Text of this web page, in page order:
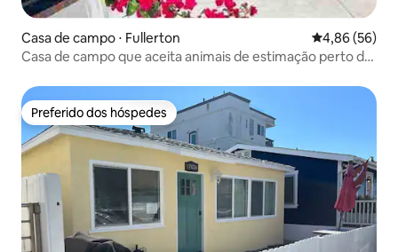
Casa de campo ⋅ Fullerton 4,86 de uma
4,86 (56)
Casa de campo que aceita animais de estimação perto da
Preferido dos hóspedes
Preferido dos hóspedes